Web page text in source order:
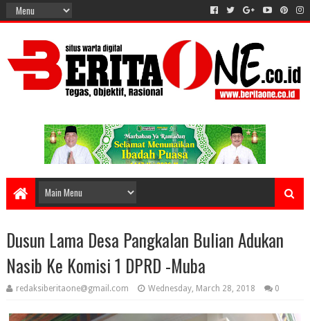
Dusun Lama Desa Pangkalan Bulian Adukan
Nasib Ke Komisi 1 DPRD -Muba
redaksiberitaone@gmail.com Wednesday, March 28, 2018 0